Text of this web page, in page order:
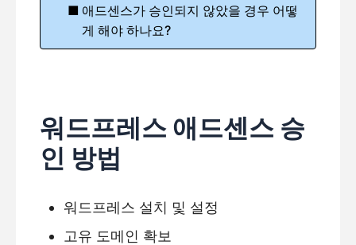
애드센스가 승인되지 않았을 경우 어떻
게 해야 하나요?
워드프레스 애드센스 승
인 방법
워드프레스 설치 및 설정
고유 도메인 확보